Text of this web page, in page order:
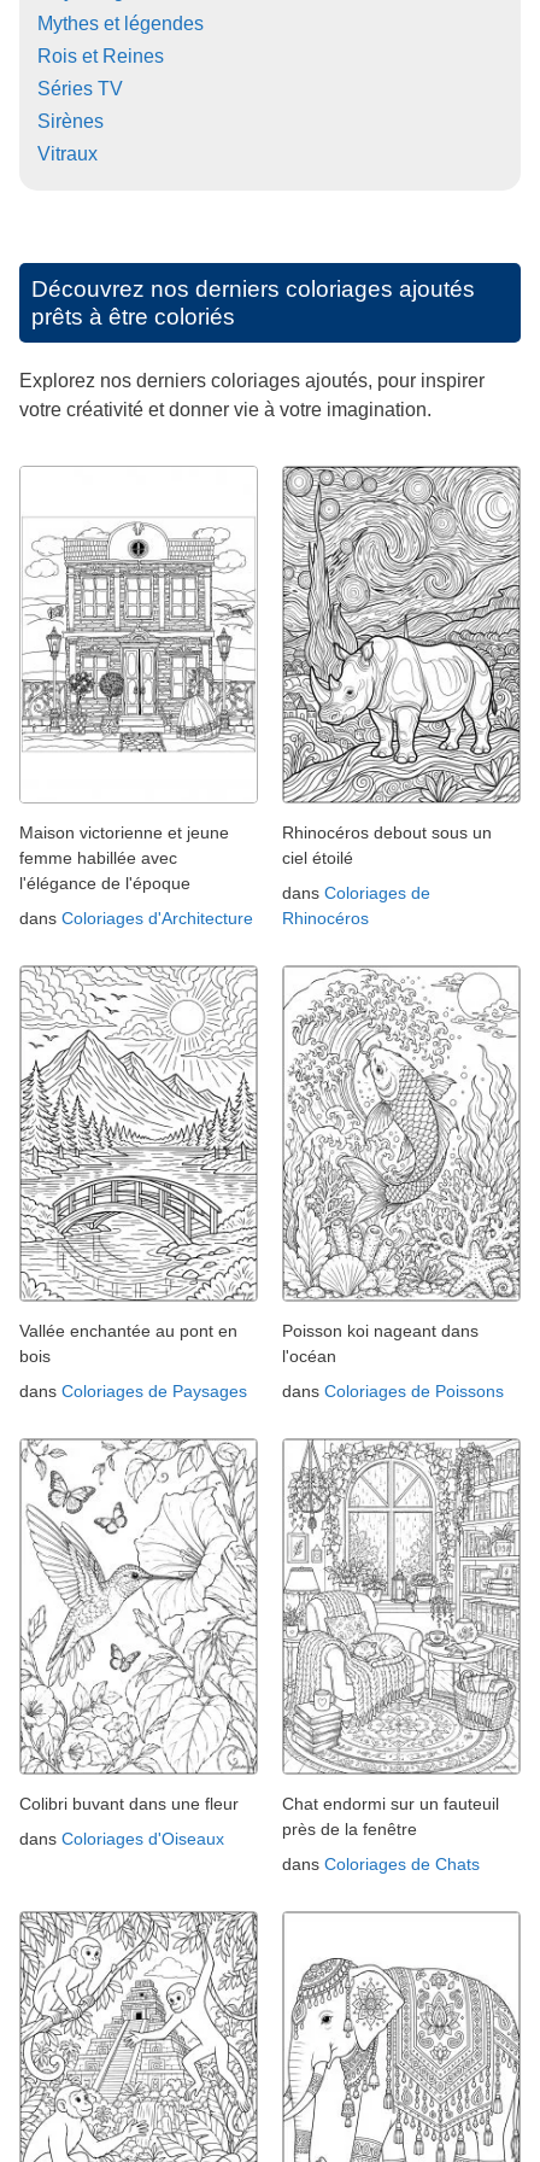
Mythes et légendes
Rois et Reines
Séries TV
Sirènes
Vitraux
Découvrez nos derniers coloriages ajoutés
prêts à être coloriés
Explorez nos derniers coloriages ajoutés, pour inspirer
votre créativité et donner vie à votre imagination.
Maison victorienne et jeune
femme habillée avec
l'élégance de l'époque
dans Coloriages d'Architecture
Rhinocéros debout sous un
ciel étoilé
dans Coloriages de
Rhinocéros
Vallée enchantée au pont en
bois
dans Coloriages de Paysages
Poisson koi nageant dans
l'océan
dans Coloriages de Poissons
Colibri buvant dans une fleur
dans Coloriages d'Oiseaux
Chat endormi sur un fauteuil
près de la fenêtre
dans Coloriages de Chats